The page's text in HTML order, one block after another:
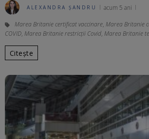
ALEXANDRA ȘANDRU acum 5 ani
Marea Britanie certificat vaccinare, Marea Britanie
COVID, Marea Britanie restricții Covid, Marea Britanie
Citește